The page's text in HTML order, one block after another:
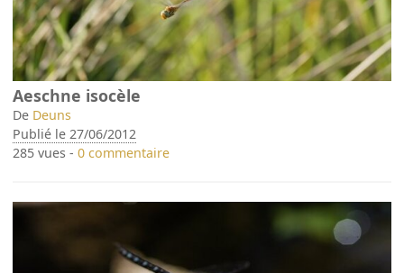
Aeschne isocèle
De Deuns
Publié le 27/06/2012
285 vues -0 commentaire